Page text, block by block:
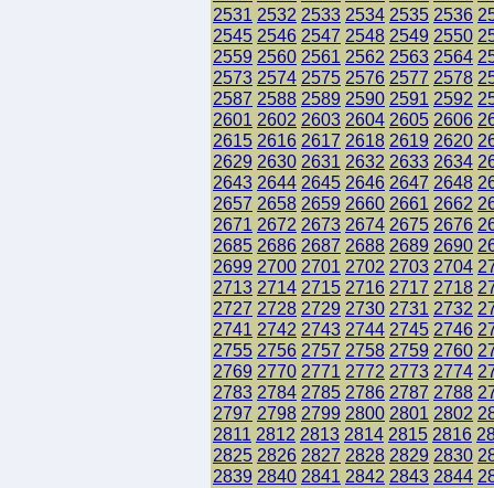
2531 2532 2533 2534 2535 2536
2545 2546 2547 2548 2549 2550
2559 2560 2561 2562 2563 2564
2573 2574 2575 2576 2577 2578
2587 2588 2589 2590 2591 2592
2601 2602 2603 2604 2605 2606
2615 2616 2617 2618 2619 2620
2629 2630 2631 2632 2633 2634
2643 2644 2645 2646 2647 2648
2657 2658 2659 2660 2661 2662
2671 2672 2673 2674 2675 2676
2685 2686 2687 2688 2689 2690
2699 2700 2701 2702 2703 2704
2713 2714 2715 2716 2717 2718
2727 2728 2729 2730 2731 2732
2741 2742 2743 2744 2745 2746
2755 2756 2757 2758 2759 2760
2769 2770 2771 2772 2773 2774
2783 2784 2785 2786 2787 2788
2797 2798 2799 2800 2801 2802
2811 2812 2813 2814 2815 2816
2825 2826 2827 2828 2829 2830
2839 2840 2841 2842 2843 2844